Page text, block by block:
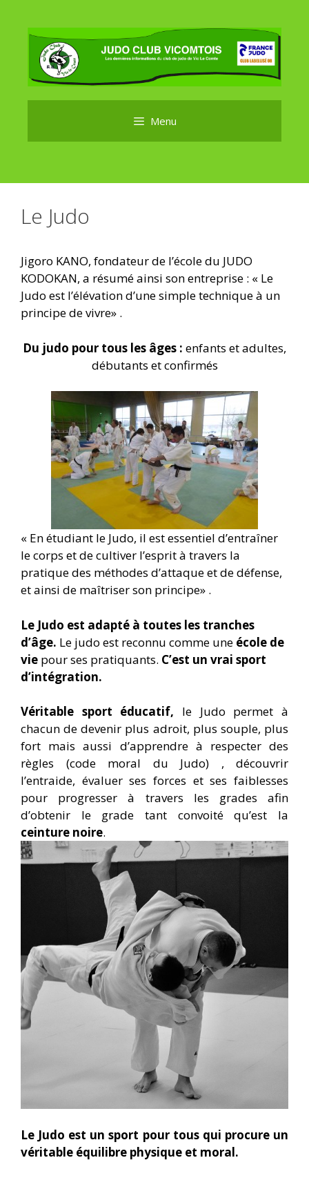
contenu
Menu
Le Judo
Jigoro KANO, fondateur de l’école du JUDO
KODOKAN, a résumé ainsi son entreprise : « Le
Judo est l’élévation d’une simple technique à un
principe de vivre» .
Du judo pour tous les âges : enfants et adultes,
débutants et confirmés
« En étudiant le Judo, il est essentiel d’entraîner
le corps et de cultiver l’esprit à travers la
pratique des méthodes d’attaque et de défense,
et ainsi de maîtriser son principe» .
Le Judo est adapté à toutes les tranches
d’âge. Le judo est reconnu comme une école de
vie pour ses pratiquants. C’est un vrai sport
d’intégration.
Véritable sport éducatif, le Judo permet à
chacun de devenir plus adroit, plus souple, plus
fort mais aussi d’apprendre à respecter des
règles (code moral du Judo) , découvrir
l’entraide, évaluer ses forces et ses faiblesses
pour progresser à travers les grades afin
d’obtenir le grade tant convoité qu’est la
ceinture noire.
Le Judo est un sport pour tous qui procure un
véritable équilibre physique et moral.